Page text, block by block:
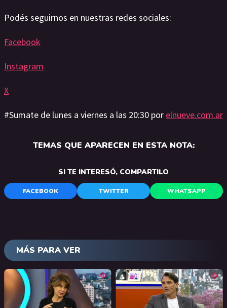
Podés seguirnos en nuestras redes sociales:
Facebook
Instagram
X
#Sumate de lunes a viernes a las 20:30 por elnueve.com.ar
TEMAS QUE APARECEN EN ESTA NOTA:
SI TE INTERESÓ, COMPARTILO
FACEBOOK TWITTER WHATSAPP
MÁS PARA VER